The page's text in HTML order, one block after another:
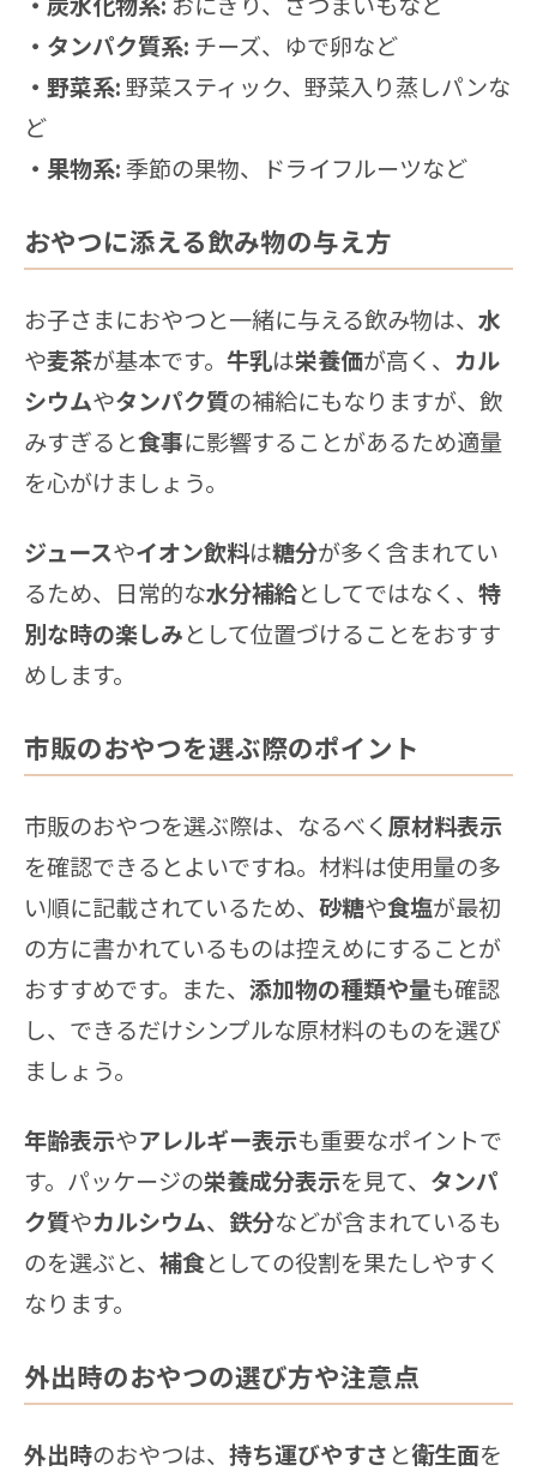
・タンパク質系: チーズ、ゆで卵など
・野菜系: 野菜スティック、野菜入り蒸しパンな
ど
・果物系: 季節の果物、ドライフルーツなど
おやつに添える飲み物の与え方
お子さまにおやつと一緒に与える飲み物は、 水
や麦茶が基本です。 牛乳は栄養価が高く、 カル
シウムやタンパク質の補給にもなりますが、飲
みすぎると食事に影響することがあるため適量
を心がけましょう。
ジュースやイオン飲料は糖分が多く含まれてい
るため、日常的な水分補給としてではなく、 特
別な時の楽しみとして位置づけることをおすす
めします。
市販のおやつを選ぶ際のポイント
市販のおやつを選ぶ際は、なるべく原材料表示
を確認できるとよいですね。材料は使用量の多
い順に記載されているため、 砂糖や食塩が最初
の方に書かれているものは控えめにすることが
おすすめです。また、 添加物の種類や量も確認
し、できるだけシンプルな原材料のものを選び
ましょう。
年齢表示やアレルギー表示も重要なポイントで
す。パッケージの栄養成分表示を見て、 タンパ
ク質やカルシウム、 鉄分などが含まれているも
のを選ぶと、 補食としての役割を果たしやすく
なります。
外出時のおやつの選び方や注意点
外出時のおやつは、 持ち運びやすさ と衛生面を